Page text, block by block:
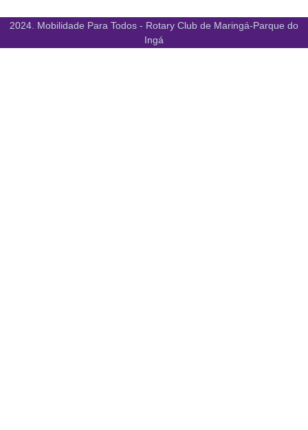
2024. Mobilidade Para Todos - Rotary Club de Maringá-Parque do
Ingá